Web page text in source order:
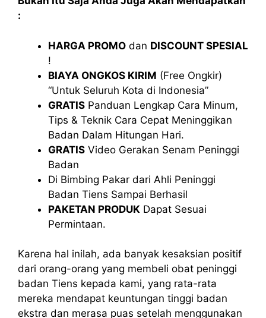
:
HARGA PROMO dan DISCOUNT SPESIAL
!
BIAYA ONGKOS KIRIM (Free Ongkir)
“Untuk Seluruh Kota di Indonesia”
GRATIS Panduan Lengkap Cara Minum,
Tips & Teknik Cara Cepat Meninggikan
Badan Dalam Hitungan Hari.
GRATIS Video Gerakan Senam Peninggi
Badan
Di Bimbing Pakar dari Ahli Peninggi
Badan Tiens Sampai Berhasil
PAKETAN PRODUK Dapat Sesuai
Permintaan.
Karena hal inilah, ada banyak kesaksian positif
dari orang-orang yang membeli obat peninggi
badan Tiens kepada kami, yang rata-rata
mereka mendapat keuntungan tinggi badan
ekstra dan merasa puas setelah menggunakan